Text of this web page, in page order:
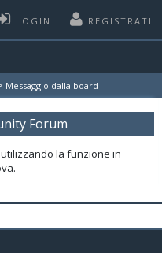
LOGIN REGISTRATI
Messaggio dalla board
Forum
la funzione in